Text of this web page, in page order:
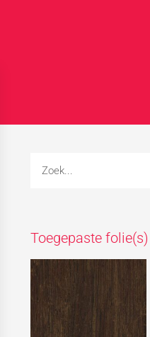
Toegepaste folie(s)